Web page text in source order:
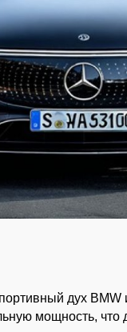
дух
мощность, что